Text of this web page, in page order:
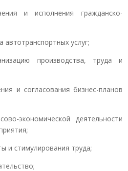
и исполнения гражданско-
автотранспортных услуг;
производства, труда и
и согласования бизнес-планов
экономической деятельности
и стимулирования труда;